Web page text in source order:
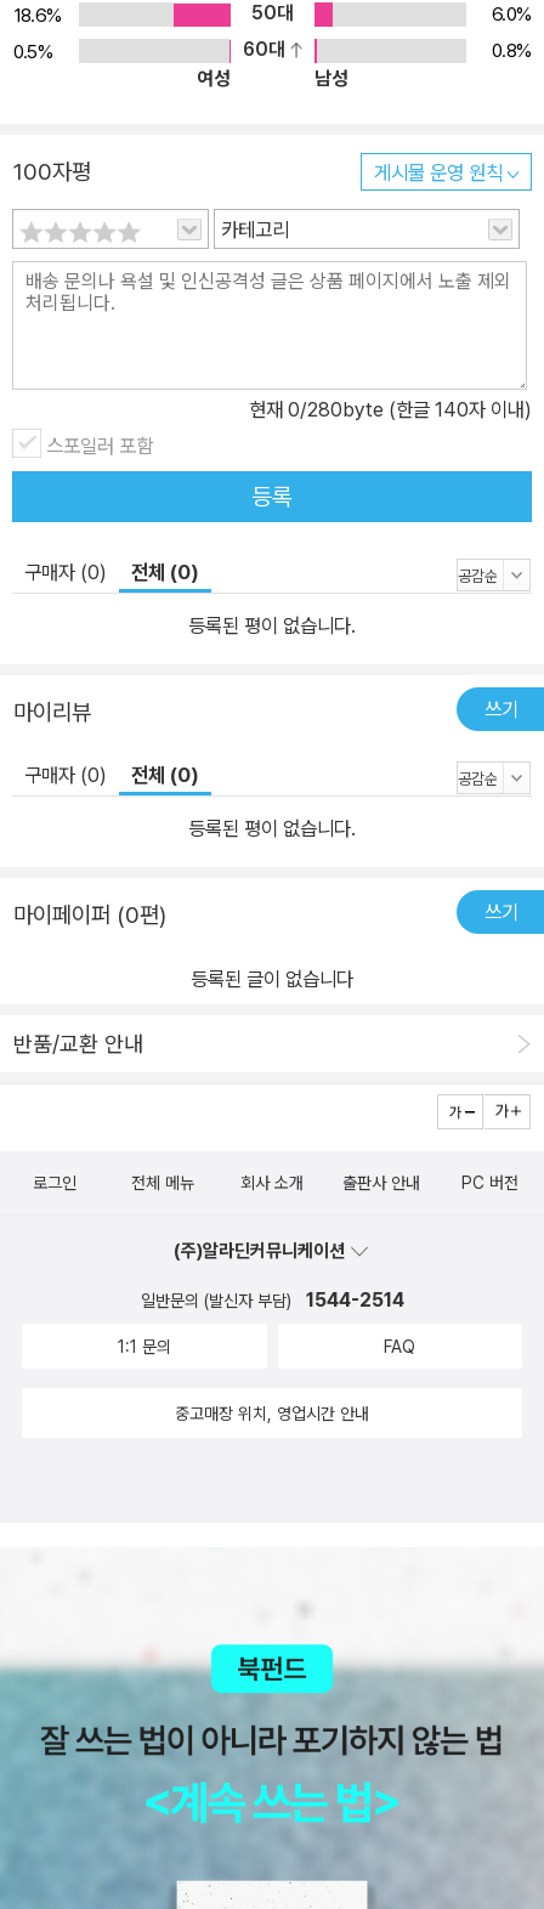
18.6%
50대
6.0%
0.5%
60대
0.8%
여성
남성
100자평 게시물 운영 원칙
카테고리
현재 0/280byte (한글 140자 이내)
스포일러 포함
등록
구매자 (0) 전체 (0)
등록된 평이 없습니다.
마이리뷰 쓰기
구매자 (0) 전체 (0)
등록된 평이 없습니다.
마이페이퍼 (0편) 쓰기
등록된 글이 없습니다
반품/교환 안내
로그인 전체 메뉴 회사 소개 출판사 안내 PC 버전
(주)알라딘커뮤니케이션
일반문의 (발신자 부담) 1544-2514
1:1 문의 FAQ
중고매장 위치, 영업시간 안내